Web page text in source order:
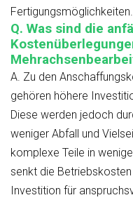
Fertigungsmöglichkeiten.
Q. Was sind die
A. Zu den
gehören höhere
Diese werden jedoch
weniger Abfall und
komplexe Teile in
senkt die
Investition für